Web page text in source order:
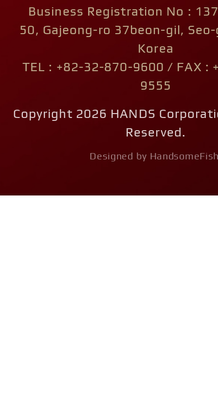
Business Registration No :
50, Gajeong-ro 37beon-gil,
Korea
TEL : +82-32-870-9600 / FAX :
9555
Copyright 2026 HANDS
Reserved.
Designed by